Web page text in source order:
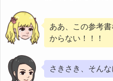
ああ、この参考
からない！！！
さきさき、そん